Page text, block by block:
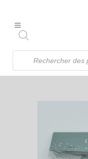
Recherche
produits